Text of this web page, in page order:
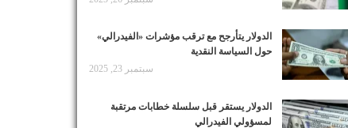
الدولار يتأرجح مع ترقب مؤشرات «الفيدرالي»
حول السياسة النقدية
سبتمبر 23, 2025
الدولار يستقر قبل سلسلة خطابات مرتقبة
لمسؤولي الفيدرالي